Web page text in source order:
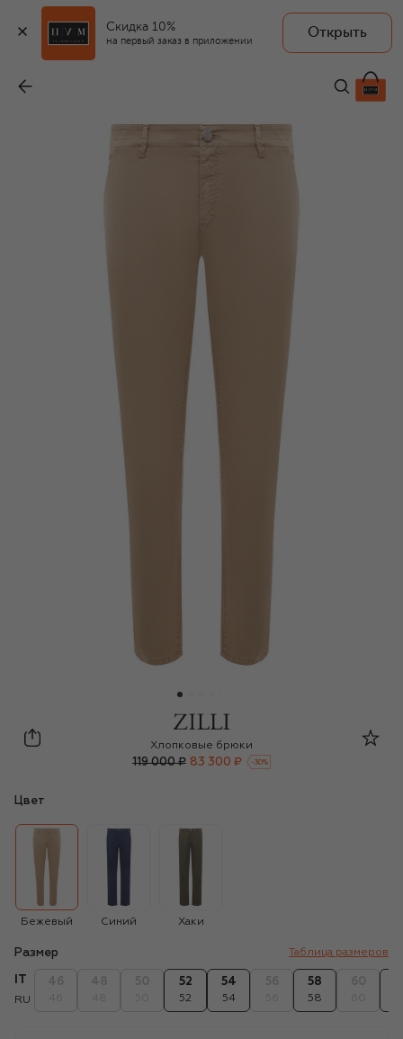
Скидка 10%
на первый заказ в приложении
Открыть
83 300 ₽
Zilli
Хлопковые брюки
119 000 ₽ 83 300 ₽ -30%
Цвет
Бежевый Синий Хаки
Размер Таблица размеров
RU
52
52
54
54
58
58